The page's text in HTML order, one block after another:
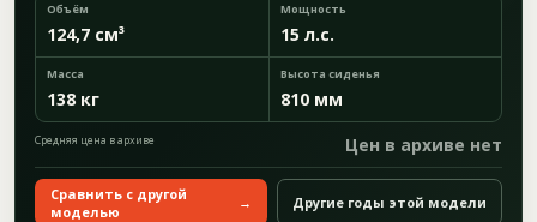
Объём
124,7 см³
Мощность
15 л.с.
Масса
138 кг
Высота сиденья
810 мм
Средняя цена в архиве Цен в архиве нет
Сравнить с другой
моделью
→ Другие годы этой модели